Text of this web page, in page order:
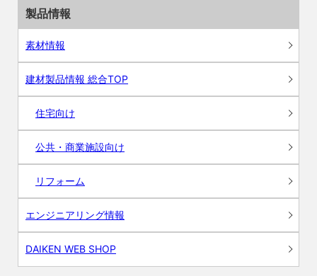
製品情報
素材情報
建材製品情報 総合TOP
住宅向け
公共・商業施設向け
リフォーム
エンジニアリング情報
DAIKEN WEB SHOP